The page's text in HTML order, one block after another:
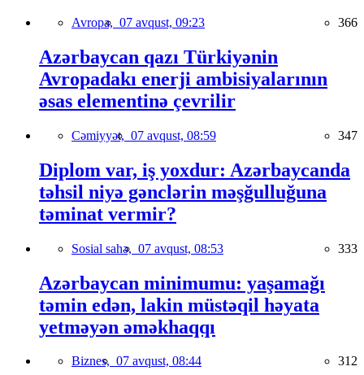
Avropa, 07 avqust, 09:23 366
Azərbaycan qazı Türkiyənin
Avropadakı enerji ambisiyalarının
əsas elementinə çevrilir
Cəmiyyət, 07 avqust, 08:59 347
Diplom var, iş yoxdur: Azərbaycanda
təhsil niyə gənclərin məşğulluğuna
təminat vermir?
Sosial sahə, 07 avqust, 08:53 333
Azərbaycan minimumu: yaşamağı
təmin edən, lakin müstəqil həyata
yetməyən əməkhaqqı
Biznes, 07 avqust, 08:44 312